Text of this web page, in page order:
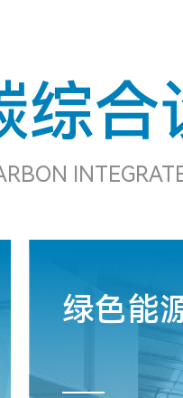
综合
绿色能